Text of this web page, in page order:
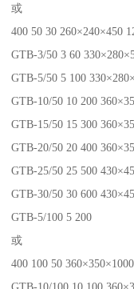
或
400 50 30 260×240×450
GTB-3/50 3 60
GTB-5/50 5 100
GTB-10/50 10 200
GTB-15/50 15 300
GTB-20/50 20 400
GTB-25/50 25 500
GTB-30/50 30 600
GTB-5/100 5 200
或
400 100 50